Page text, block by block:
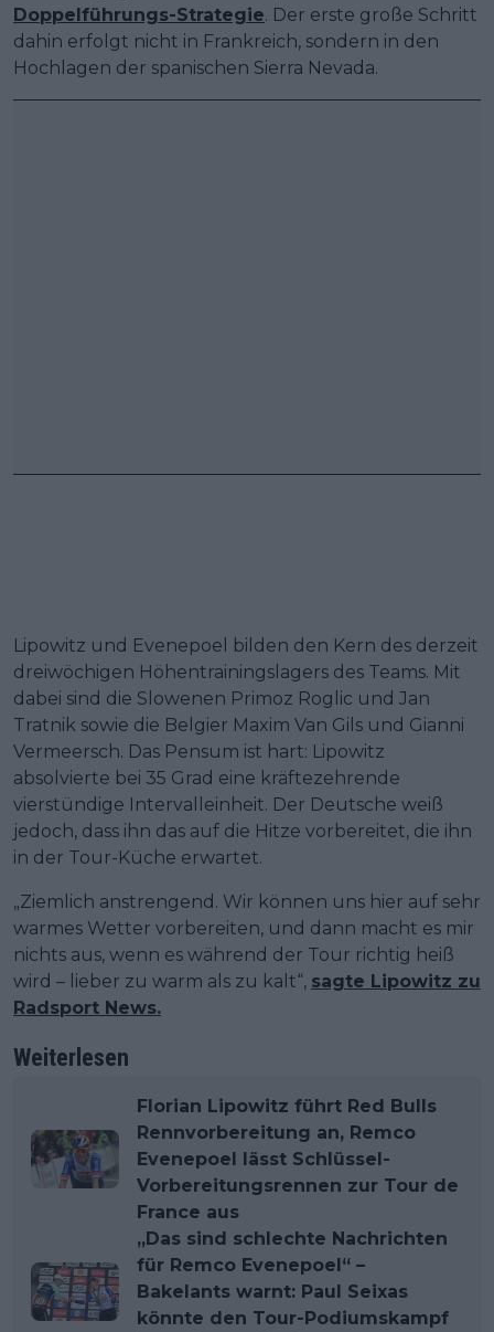
Doppelführungs-Strategie. Der erste große Schritt
dahin erfolgt nicht in Frankreich, sondern in den
Hochlagen der spanischen Sierra Nevada.
Lipowitz und Evenepoel bilden den Kern des derzeit
dreiwöchigen Höhentrainingslagers des Teams. Mit
dabei sind die Slowenen Primoz Roglic und Jan
Tratnik sowie die Belgier Maxim Van Gils und Gianni
Vermeersch. Das Pensum ist hart: Lipowitz
absolvierte bei 35 Grad eine kräftezehrende
vierstündige Intervalleinheit. Der Deutsche weiß
jedoch, dass ihn das auf die Hitze vorbereitet, die ihn
in der Tour-Küche erwartet.
„Ziemlich anstrengend. Wir können uns hier auf sehr
warmes Wetter vorbereiten, und dann macht es mir
nichts aus, wenn es während der Tour richtig heiß
wird – lieber zu warm als zu kalt“, sagte Lipowitz zu
Radsport News.
Weiterlesen
Florian Lipowitz führt Red Bulls
Rennvorbereitung an, Remco
Evenepoel lässt Schlüssel-
Vorbereitungsrennen zur Tour de
France aus
„Das sind schlechte Nachrichten
für Remco Evenepoel“ –
Bakelants warnt: Paul Seixas
könnte den Tour-Podiumskampf